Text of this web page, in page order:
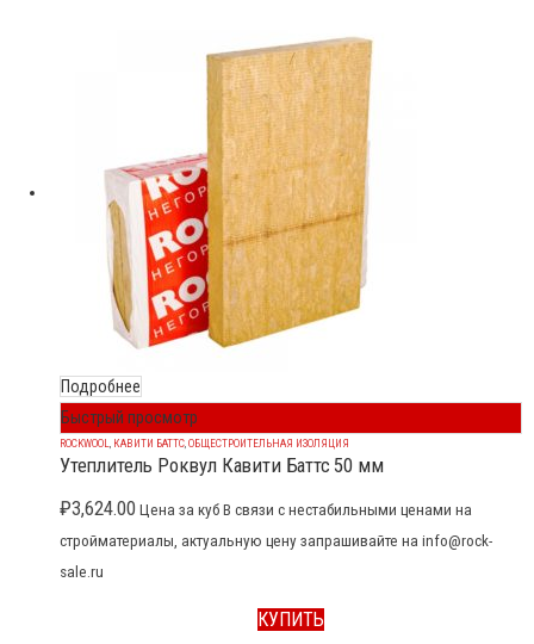
Подробнее
Быстрый просмотр
ROCKWOOL КАВИТИ БАТТС ОБЩЕСТРОИТЕЛЬНАЯ ИЗОЛЯЦИЯ
Утеплитель Роквул Кавити Баттс 50 мм
₽3,624.00 Цена за куб В связи с нестабильными ценами на
стройматериалы, актуальную цену запрашивайте на info@rock-
sale.ru
КУПИТЬ